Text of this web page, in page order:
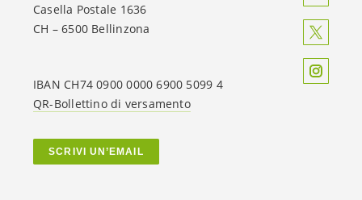
Casella Postale 1636
CH – 6500 Bellinzona
IBAN CH74 0900 0000 6900 5099 4
QR-Bollettino di versamento
SCRIVI UN’EMAIL